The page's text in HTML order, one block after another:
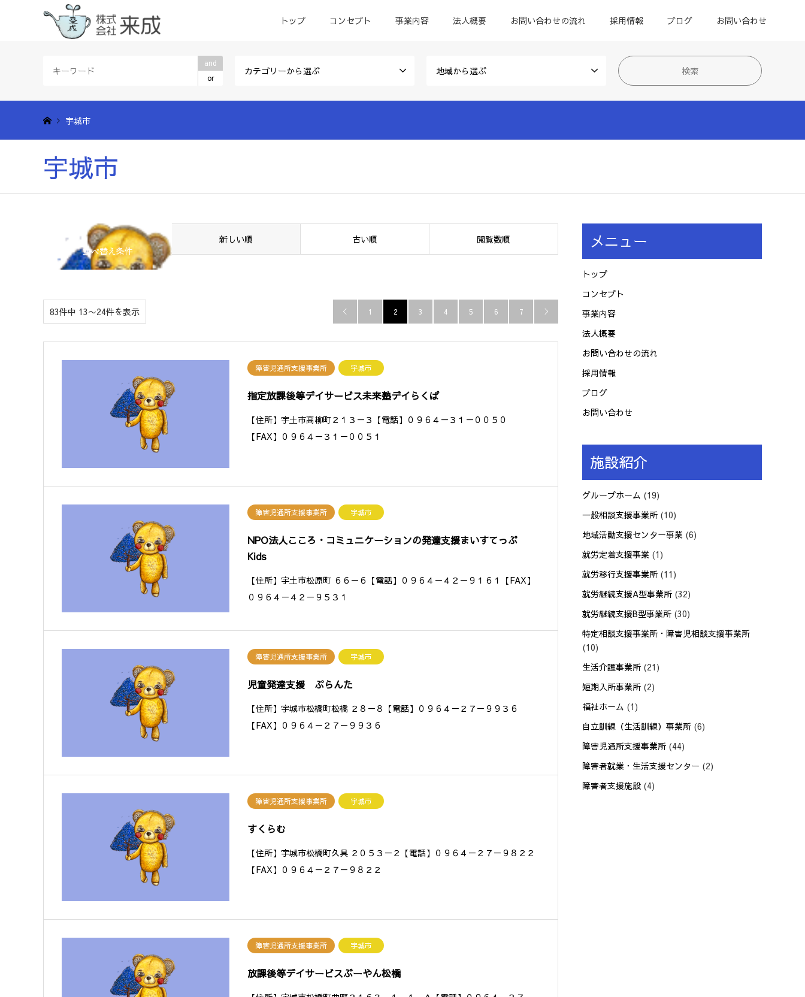
トップ コンセプト 事業内容 法人概要 お問い合わせの流れ 採用情報 ブログ お問い合わせ
and
or
カテゴリーから選ぶ 地域から選ぶ
宇城市
宇城市
並べ替え条件
新しい順 古い順 閲覧数順
83件中 13〜24件を表示  1 2 3 4 5 6 7 
障害児通所支援事業所 宇城市
指定放課後等デイサービス未来塾デイらくぱ
【住所】宇土市高柳町２１３－３【電話】０９６４－３１－００５０
【FAX】０９６４－３１－００５１
障害児通所支援事業所 宇城市
NPO法人こころ・コミュニケーションの発達支援まいすてっぷ
Kids
【住所】宇土市松原町 ６６－６【電話】０９６４－４２－９１６１【FAX】
０９６４－４２－９５３１
障害児通所支援事業所 宇城市
児童発達支援 ぷらんた
【住所】宇城市松橋町松橋 ２８－８【電話】０９６４－２７－９９３６
【FAX】０９６４－２７－９９３６
障害児通所支援事業所 宇城市
すくらむ
【住所】宇城市松橋町久具 ２０５３－２【電話】０９６４－２７－９８２２
【FAX】０９６４－２７－９８２２
障害児通所支援事業所 宇城市
放課後等デイサービスぶーやん松橋
メニュー
トップ
コンセプト
事業内容
法人概要
お問い合わせの流れ
採用情報
ブログ
お問い合わせ
施設紹介
グループホーム (19)
一般相談支援事業所 (10)
地域活動支援センター事業 (6)
就労定着支援事業 (1)
就労移行支援事業所 (11)
就労継続支援A型事業所 (32)
就労継続支援B型事業所 (30)
特定相談支援事業所・障害児相談支援事業所
(10)
生活介護事業所 (21)
短期入所事業所 (2)
福祉ホーム (1)
自立訓練（生活訓練）事業所 (6)
障害児通所支援事業所 (44)
障害者就業・生活支援センター (2)
障害者支援施設 (4)